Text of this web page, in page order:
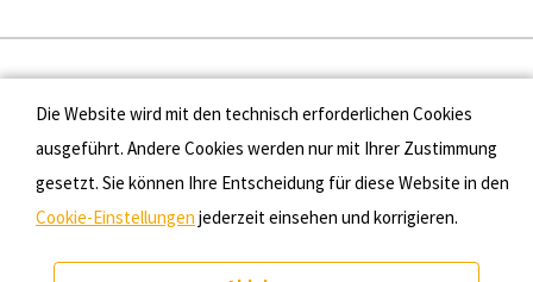
Presse
Kontakt
Datenschutz
Die Website wird mit den technisch erforderlichen Cookies
ausgeführt. Andere Cookies werden nur mit Ihrer Zustimmung
gesetzt. Sie können Ihre Entscheidung für diese Website in den
Cookie-Einstellungen jederzeit einsehen und korrigieren.